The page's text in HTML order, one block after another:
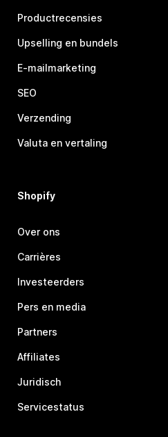
Productrecensies
Upselling en bundels
E-mailmarketing
SEO
Verzending
Valuta en vertaling
Shopify
Over ons
Carrières
Investeerders
Pers en media
Partners
Affiliates
Juridisch
Servicestatus